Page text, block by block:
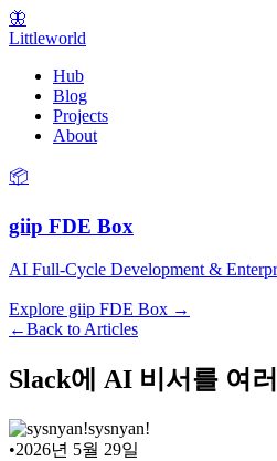
🦋
Littleworld
Hub
Blog
Projects
About
📦
giip FDE Box
AI Full-Cycle Development &
Explore giip FDE Box →
←Back to Articles
Slack에 AI 비서를 여
sysnyan!
•2026년 5월 29일